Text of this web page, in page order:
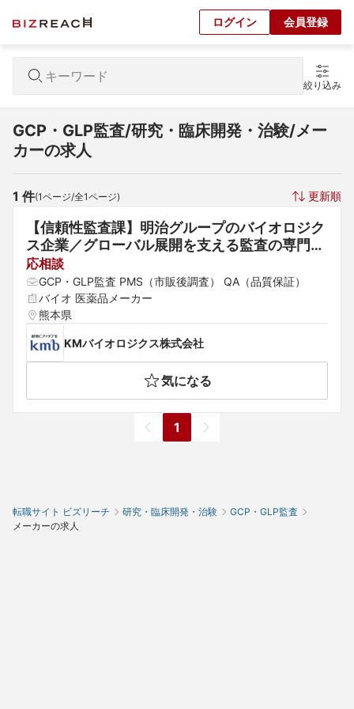
ログイン 会員登録
絞り込み
GCP・GLP監査/研究・臨床開発・治験/メー
カーの求人
1 件(1ページ/全1ページ) 更新順
【信頼性監査課】明治グループのバイオロジク
ス企業／グローバル展開を支える監査の専門家
として活躍／年休128日
応相談
GCP・GLP監査 PMS（市販後調査） QA（品質保証）
バイオ 医薬品メーカー
熊本県
KMバイオロジクス株式会社
気になる
1
転職サイト ビズリーチ 研究・臨床開発・治験
GCP・GLP監査
メーカーの求人